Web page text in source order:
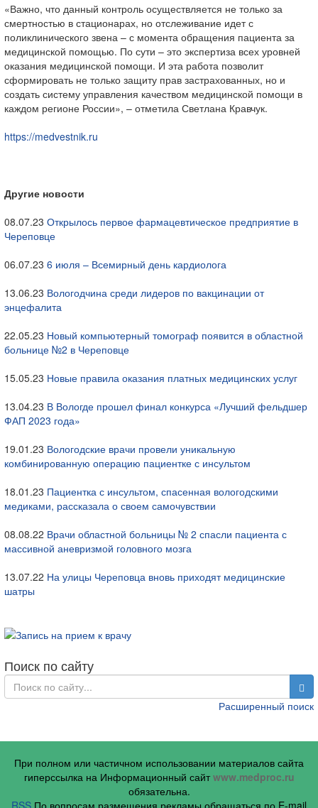
«Важно, что данный контроль осуществляется не только за
смертностью в стационарах, но отслеживание идет с
поликлинического звена – с момента обращения пациента за
медицинской помощью. По сути – это экспертиза всех уровней
оказания медицинской помощи. И эта работа позволит
сформировать не только защиту прав застрахованных, но и
создать систему управления качеством медицинской помощи в
каждом регионе России», – отметила Светлана Кравчук.
https://medvestnik.ru
Другие новости
08.07.23 Открылось первое фармацевтическое предприятие в
Череповце
06.07.23 6 июля – Всемирный день кардиолога
13.06.23 Вологодчина среди лидеров по вакцинации от
энцефалита
22.05.23 Новый компьютерный томограф появится в областной
больнице №2 в Череповце
15.05.23 Новые правила оказания платных медицинских услуг
13.04.23 В Вологде прошел финал конкурса «Лучший фельдшер
ФАП 2023 года»
19.01.23 Вологодские врачи провели уникальную
комбинированную операцию пациентке с инсультом
18.01.23 Пациентка с инсультом, спасенная вологодскими
медиками, рассказала о своем самочувствии
08.08.22 Врачи областной больницы № 2 спасли пациента с
массивной аневризмой головного мозга
13.07.22 На улицы Череповца вновь приходят медицинские
шатры
Поиск по сайту
Расширенный поиск
При полном или частичном использовании материалов сайта
гиперссылка на Информационный сайтwww.medproc.ru
обязательна.
RSS По вопросам размещения рекламы обращаться по E-mail